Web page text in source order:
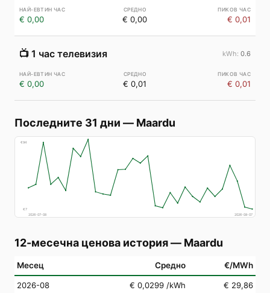
€ 0,00 € 0,00 € 0,01
📺 1 час телевизия 0.6
€ 0,00 € 0,01 € 0,01
Последните 31 дни — Maardu
€94
€7
2026-07-08
2026-08-07
12-месечна ценова история— Maardu
Месец Средно €/MWh
2026-08 € 0,0299 /kWh
€ 29,86